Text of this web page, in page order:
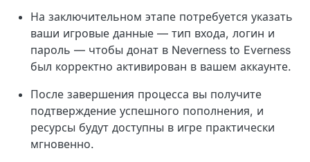
На заключительном этапе потребуется указать
ваши игровые данные — тип входа, логин и
пароль — чтобы донат в Neverness to Everness
был корректно активирован в вашем аккаунте.
После завершения процесса вы получите
подтверждение успешного пополнения, и
ресурсы будут доступны в игре практически
мгновенно.